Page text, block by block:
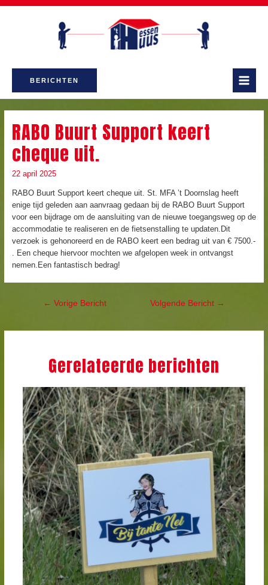
Doorgaan
BERICHTEN
RABO Buurt Support keert
cheque uit.
22 april 2025
RABO Buurt Support keert cheque uit. St. MFA ’t Doornslag heeft
enige tijd geleden aan aanvraag gedaan bij de RABO Buurt Support
voor een bijdrage om de aansluiting van de nieuwe toegangsweg op de
accommodatie te realiseren en de fietsenstalling te updaten.Dit
verzoek is gehonoreerd en de RABO keert een bedrag uit van € 7500.-
. Een cheque hiervoor mochten we afgelopen week in ontvangst
nemen.Een fantastisch bedrag!
← Vorige Bericht Volgende Bericht →
Gerelateerde berichten